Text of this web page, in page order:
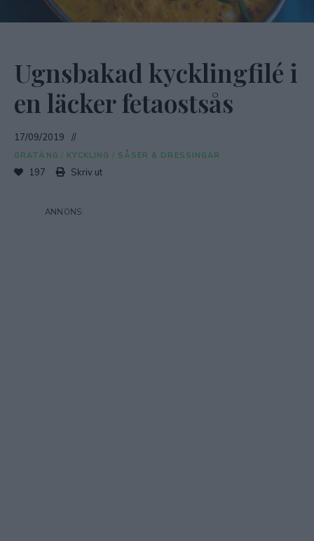
Ugnsbakad kycklingfilé i
en läcker fetaostsås
17/09/2019
GRATÄNG / KYCKLING / SÅSER & DRESSINGAR
197 Skriv ut